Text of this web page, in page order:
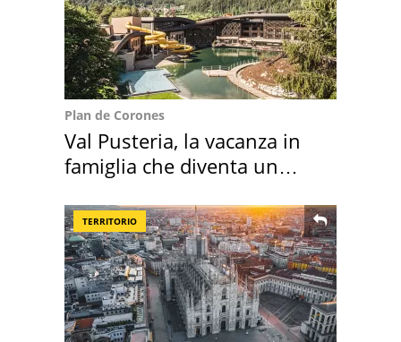
Plan de Corones
Val Pusteria, la vacanza in
famiglia che diventa un
TERRITORIO